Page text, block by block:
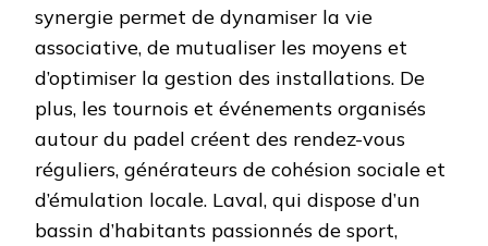
synergie permet de dynamiser la vie
associative, de mutualiser les moyens et
d’optimiser la gestion des installations. De
plus, les tournois et événements organisés
autour du padel créent des rendez-vous
réguliers, générateurs de cohésion sociale et
d’émulation locale. Laval, qui dispose d’un
bassin d’habitants passionnés de sport,